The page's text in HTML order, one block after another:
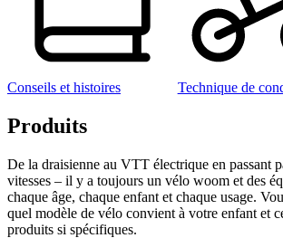
Conseils et histoires Technique de
Produits
De la draisienne au VTT électrique en passant
vitesses – il y a toujours un vélo woom et des
chaque âge, chaque enfant et chaque usage.
quel modèle de vélo convient à votre enfant et
produits si spécifiques.